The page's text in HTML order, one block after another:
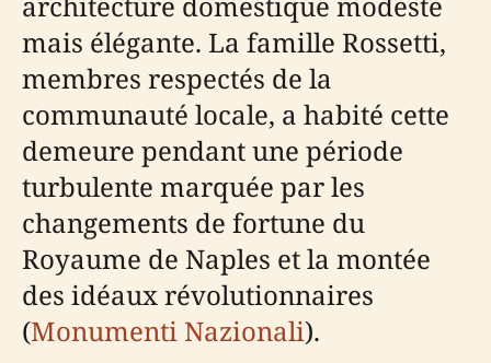
mais élégante. La famille Rossetti,
membres respectés de la
communauté locale, a habité cette
demeure pendant une période
turbulente marquée par les
changements de fortune du
Royaume de Naples et la montée
des idéaux révolutionnaires
(Monumenti Nazionali).